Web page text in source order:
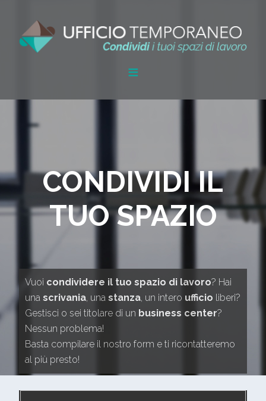
CONDIVIDI IL
TUO SPAZIO
Vuoi condividere il tuo spazio di lavoro? Hai
unascrivania, unastanza, un intero ufficio liberi?
Gestisci o sei titolare di un business center?
Nessun problema!
Basta compilare il nostro form e ti ricontatteremo
al più presto!